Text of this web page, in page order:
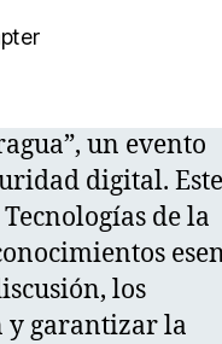
un evento
digital.
de la
los
y garantizar la